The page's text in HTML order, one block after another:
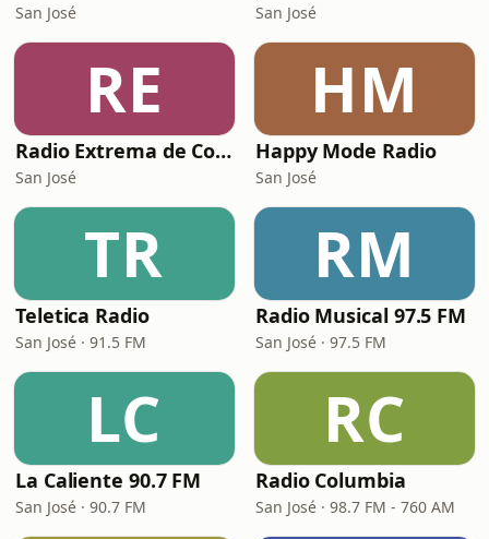
San José San José
RE
Radio Extrema de Costa Rica
San José
HM
Happy Mode Radio
San José
TR
Teletica Radio
San José · 91.5 FM
RM
Radio Musical 97.5 FM
San José · 97.5 FM
LC
La Caliente 90.7 FM
San José · 90.7 FM
RC
Radio Columbia
San José · 98.7 FM - 760 AM